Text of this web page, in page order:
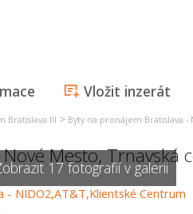
Vložit inzerát
Bratislava III > Byty na pronájem Bratislava -
Mesto,Trnavská
17 fotografií v galerii